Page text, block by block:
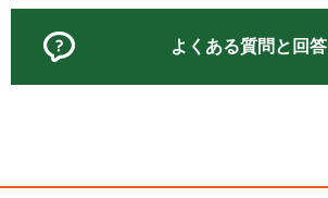
よくある質問と回答